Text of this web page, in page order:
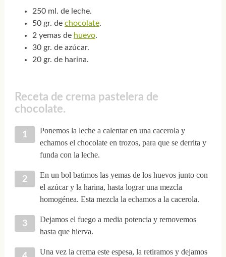
250 ml. de leche.
50 gr. de chocolate.
2 yemas de huevo.
30 gr. de azúcar.
20 gr. de harina.
Receta de crema pastelera de
chocolate.
Ponemos la leche a calentar en una cacerola y
echamos el chocolate en trozos, para que se derrita y
funda con la leche.
En un bol batimos las yemas de los huevos junto con
el azúcar y la harina, hasta lograr una mezcla
homogénea. Esta mezcla la echamos a la cacerola.
Dejamos el fuego a media potencia y removemos
hasta que hierva.
Una vez la crema este espesa, la retiramos y dejamos